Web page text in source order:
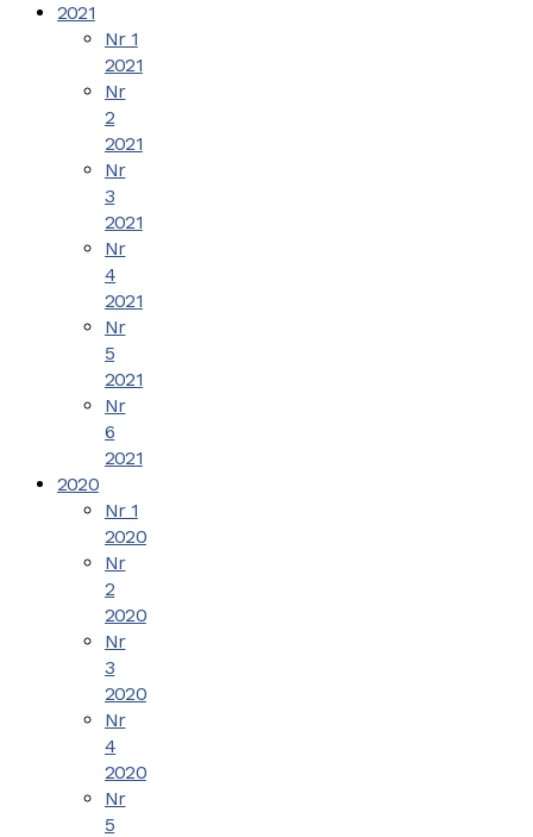
2021
Nr 1
2021
Nr
2
2021
Nr
3
2021
Nr
4
2021
Nr
5
2021
Nr
6
2021
2020
Nr 1
2020
Nr
2
2020
Nr
3
2020
Nr
4
2020
Nr
5